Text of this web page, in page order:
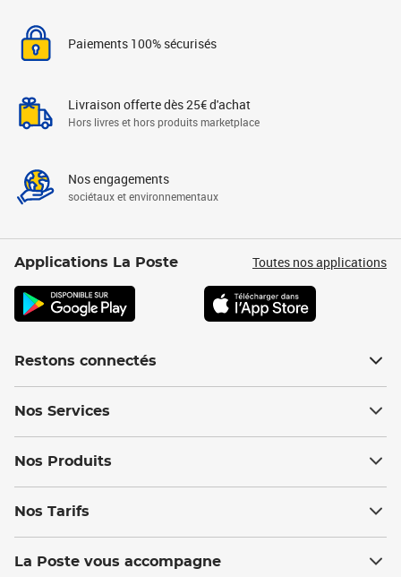
Paiements 100% sécurisés
Livraison offerte dès 25€ d'achat
Hors livres et hors produits marketplace
Nos engagements
sociétaux et environnementaux
Applications La Poste Toutes nos applications
Restons connectés
Nos Services
Nos Produits
Nos Tarifs
La Poste vous accompagne